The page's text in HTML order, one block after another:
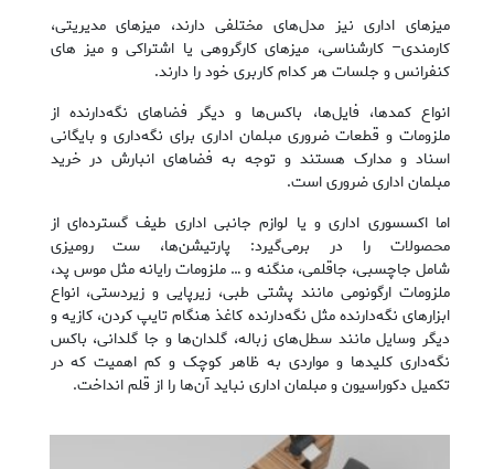
میزهای اداری نیز مدل‌های مختلفی دارند، میزهای مدیریتی،
کارمندی– کارشناسی، میزهای کارگروهی یا اشتراکی و میز های
کنفرانس و جلسات هر کدام کاربری خود را دارند.
انواع کمدها، فایل‌ها، باکس‌ها و دیگر فضاهای نگه‌دارنده از
ملزومات و قطعات ضروری مبلمان اداری برای نگه‌داری و بایگانی
اسناد و مدارک هستند و توجه به فضاهای انبارش در خرید
مبلمان اداری ضروری است.
اما اکسسوری اداری و یا لوازم جانبی اداری طیف گسترده‌ای از
محصولات را در برمی‌گیرد: پارتیشن‌ها، ست رومیزی
شامل جاچسبی، جاقلمی، منگنه و … ملزومات رایانه مثل موس پد،
ملزومات ارگونومی مانند پشتی طبی، زیرپایی و زیردستی، انواع
ابزارهای نگه‌دارنده مثل نگه‌دارنده کاغذ هنگام تایپ کردن، کازیه و
دیگر وسایل مانند سطل‌های زباله، گلدان‌ها و جا گلدانی، باکس
نگه‌داری کلیدها و مواردی به ‌ظاهر کوچک و کم ‌اهمیت که در
تکمیل دکوراسیون و مبلمان اداری نباید آن‌ها را از قلم انداخت.